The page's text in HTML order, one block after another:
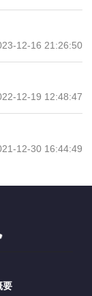
12-16 21:26:50
12-19 12:48:47
12-30 16:44:49
要